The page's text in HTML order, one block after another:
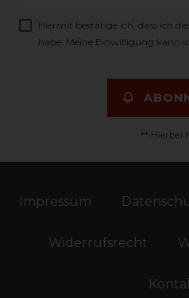
Hiermit bestätige ich, dass ich die
habe. Meine Einwilligung kann
** Hierbei
Impressum
Widerrufs­recht